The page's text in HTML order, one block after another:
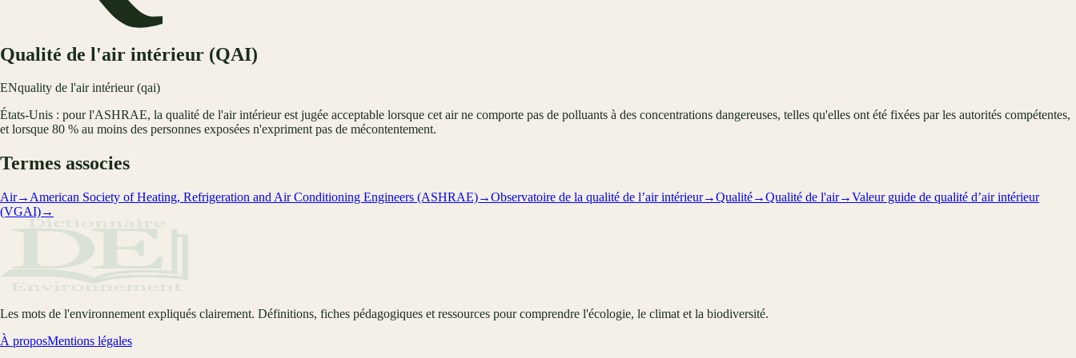
Qualité de l'air intérieur (QAI)
ENquality de l'air intérieur (qai)
États-Unis : pour l'ASHRAE, la qualité de l'air intérieur est jugée acceptable lorsque cet air ne comporte pas de polluants à des concentrations dangereuses, telles qu'elles ont été fixées par les autorités compétentes,
et lorsque 80 % au moins des personnes exposées n'expriment pas de mécontentement.
Termes associes
Air→ American Society of Heating, Refrigeration and Air Conditioning Engineers (ASHRAE)→Observatoire de la qualité de l’air intérieur→Qualité→Qualité de l'air→Valeur guide de qualité d’air intérieur
(VGAI)→
Les mots de l'environnement expliqués clairement. Définitions, fiches pédagogiques et ressources pour comprendre l'écologie, le climat et la biodiversité.
À proposMentions légales